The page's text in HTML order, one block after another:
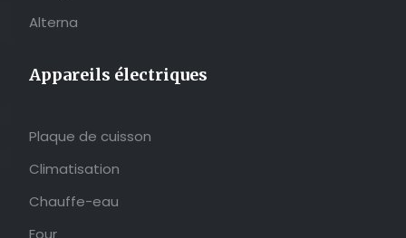
Alterna
Appareils électriques
Plaque de cuisson
Climatisation
Chauffe-eau
Four